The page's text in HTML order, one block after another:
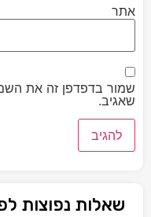
אתר
שמור בדפדפן זה את
שאגיב.
שאלות נפוצות